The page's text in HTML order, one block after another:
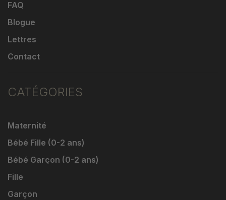
FAQ
Blogue
Lettres
Contact
CATÉGORIES
Maternité
Bébé Fille (0-2 ans)
Bébé Garçon (0-2 ans)
Fille
Garçon